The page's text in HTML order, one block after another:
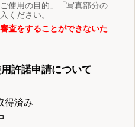
使用の目的」「写真部分の
ください。
査をすることができないた
許諾申請について
得済み